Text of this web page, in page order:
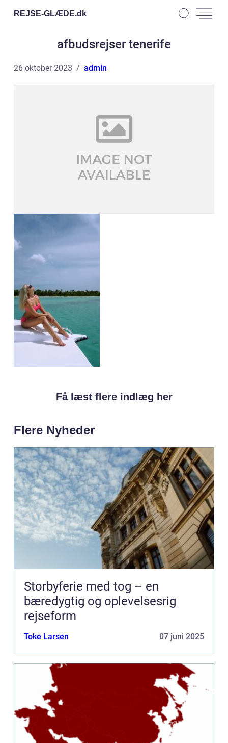
REJSE-GLÆDE.dk
afbudsrejser tenerife
26 oktober 2023 admin
Få læst flere indlæg her
Flere Nyheder
Storbyferie med tog – en
bæredygtig og oplevelsesrig
rejseform
Toke Larsen 07 juni 2025